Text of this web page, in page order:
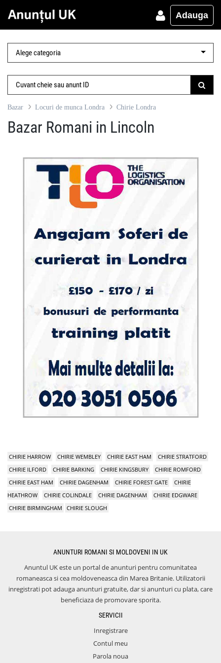
Adauga
Bazar Locuri de munca Londra Chirie Londra
Bazar Romani in Lincoln
CHIRIE HARROW CHIRIE WEMBLEY CHIRIE EAST HAM
CHIRIE STRATFORD
CHIRIE ILFORD
CHIRIE BARKING CHIRIE KINGSBURY
CHIRIE ROMFORD
CHIRIE EAST HAM
CHIRIE DAGENHAM CHIRIE FOREST GATE
CHIRIE
HEATHROW
CHIRIE COLINDALE CHIRIE DAGENHAM
CHIRIE EDGWARE
CHIRIE BIRMINGHAM
CHIRIE SLOUGH
ANUNTURI ROMANI SI MOLDOVENI IN UK
Anuntul UK este un portal de anunturi pentru comunitatea
romaneasca si cea moldoveneasca din Marea Britanie. Utilizatorii
inregistrati pot adauga anunturi gratuite, dar si anunturi cu plata, care
beneficiaza de promovare sporita.
SERVICII
Inregistrare
Contul meu
Parola noua